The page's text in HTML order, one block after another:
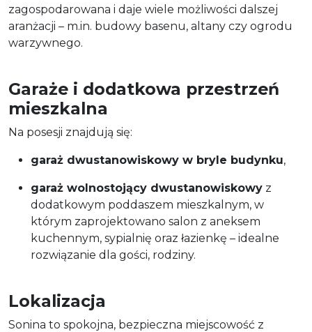
zagospodarowana i daje wiele możliwości dalszej
aranżacji – m.in. budowy basenu, altany czy ogrodu
warzywnego.
Garaże i dodatkowa przestrzeń
mieszkalna
Na posesji znajdują się:
garaż dwustanowiskowy w bryle budynku,
garaż wolnostojący dwustanowiskowy z
dodatkowym poddaszem mieszkalnym, w
którym zaprojektowano salon z aneksem
kuchennym, sypialnię oraz łazienkę – idealne
rozwiązanie dla gości, rodziny.
Lokalizacja
Sonina to spokojna, bezpieczna miejscowość z